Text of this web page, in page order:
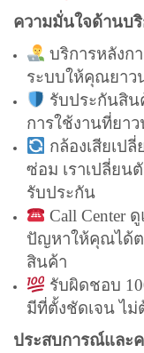
ความมั่นใจด้านบริ
บริการหลังก
ระบบให้คุณยาว
รับประกันสิ
การใช้งานที่ยา
กล้องเสียเป
ซ่อม เราเปลี่ยน
รับประกัน
Call Center
ปัญหาให้คุณได้ต
สินค้า
รับผิดชอบ
มีที่ตั้งชัดเจน ไ
ประสบการณ์และ